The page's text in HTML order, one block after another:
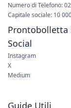
Guide Utili
Numero di Telefono:
Capitale sociale: 10
Prontobolletta
Social
Instagram
X
Medium